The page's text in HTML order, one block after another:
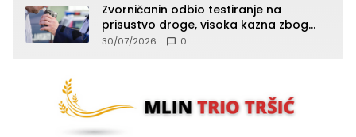
Zvorničanin odbio testiranje na
prisustvo droge, visoka kazna zbog
kršenja Zakona o osnovama
30/07/2026 0